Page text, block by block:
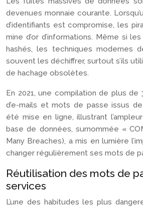
devenues monnaie courante.
d’identifiants est compromise, les
mine d’or d’informations. Même si
hashés, les techniques modernes
souvent les déchiffrer, surtout s’ils
de hachage obsolètes.
En 2021, une compilation de plus de
d’e-mails et mots de passe issus
été mise en ligne, illustrant
base de données, surnommée «
Many Breaches), a mis en lumière
changer régulièrement ses mots de
Réutilisation des mots de
services
L’une des habitudes les plus